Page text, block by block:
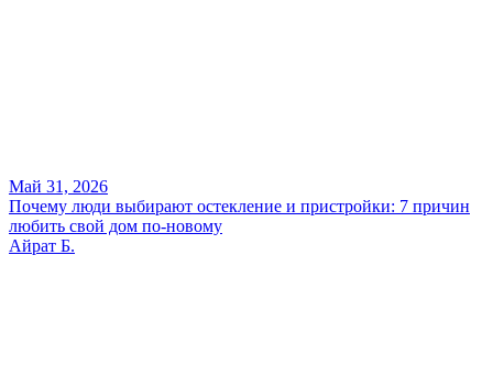
Май 31, 2026
Почему люди выбирают остекление и пристройки: 7 причин
любить свой дом по-новому
Айрат Б.